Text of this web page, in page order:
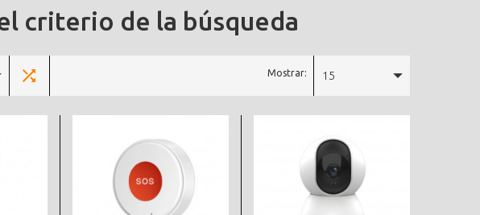
criterio de la búsqueda
Mostrar: 15